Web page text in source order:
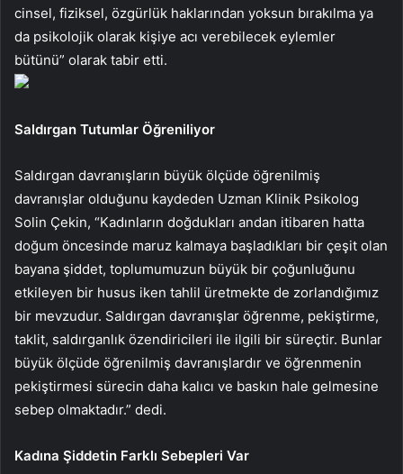
cinsel, fiziksel, özgürlük haklarından yoksun bırakılma ya
da psikolojik olarak kişiye acı verebilecek eylemler
bütünü” olarak tabir etti.
Saldırgan Tutumlar Öğreniliyor
Saldırgan davranışların büyük ölçüde öğrenilmiş
davranışlar olduğunu kaydeden Uzman Klinik Psikolog
Solin Çekin, “Kadınların doğdukları andan itibaren hatta
doğum öncesinde maruz kalmaya başladıkları bir çeşit olan
bayana şiddet, toplumumuzun büyük bir çoğunluğunu
etkileyen bir husus iken tahlil üretmekte de zorlandığımız
bir mevzudur. Saldırgan davranışlar öğrenme, pekiştirme,
taklit, saldırganlık özendiricileri ile ilgili bir süreçtir. Bunlar
büyük ölçüde öğrenilmiş davranışlardır ve öğrenmenin
pekiştirmesi sürecin daha kalıcı ve baskın hale gelmesine
sebep olmaktadır.” dedi.
Kadına Şiddetin Farklı Sebepleri Var